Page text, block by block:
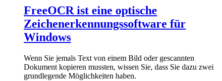
FreeOCR ist eine optische
Zeichenerkennungssoftware für
Windows
Wenn Sie jemals Text von einem Bild oder gescannten
Dokument kopieren mussten, wissen Sie, dass Sie dazu zwei
grundlegende Möglichkeiten haben.